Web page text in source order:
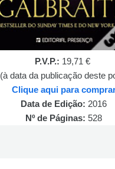
P.V.P.: 19,71 €
(à data da publicação deste
Clique aqui para
Data de Edição: 2016
Nº de Páginas: 528